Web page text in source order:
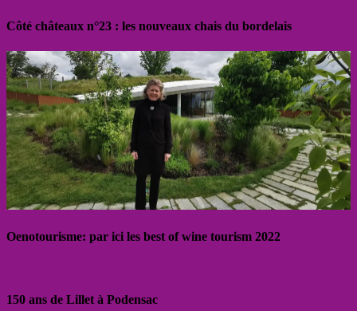
Côté châteaux n°23 : les nouveaux chais du bordelais
Oenotourisme: par ici les best of wine tourism 2022
150 ans de Lillet à Podensac